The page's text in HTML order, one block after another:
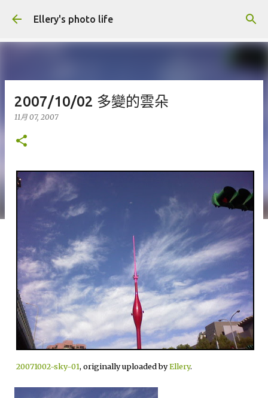
跳到主要內容
Ellery's photo life
2007/10/02 多變的雲朵
11月 07, 2007
20071002-sky-01, originally uploaded byEllery.